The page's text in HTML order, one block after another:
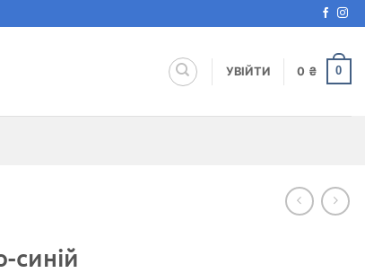
УВІЙТИ 0 ₴ 0
синій